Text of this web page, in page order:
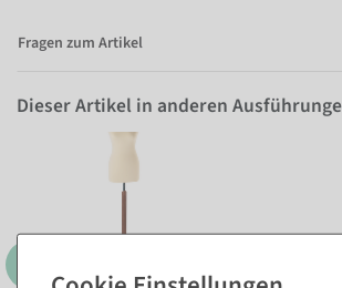
Fragen zum Artikel
Dieser Artikel in anderen